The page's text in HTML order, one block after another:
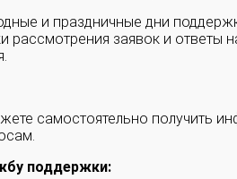
и праздничные дни
рассмотрения заявок и ответы
самостоятельно получить
поддержки: